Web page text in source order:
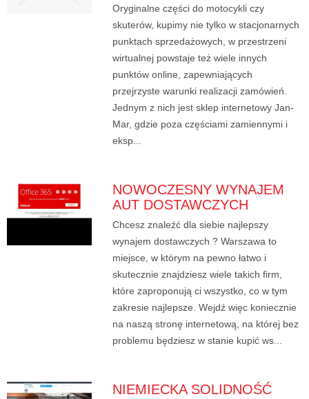
Oryginalne części do motocykli czy
skuterów, kupimy nie tylko w stacjonarnych
punktach sprzedażowych, w przestrzeni
wirtualnej powstaje też wiele innych
punktów online, zapewniających
przejrzyste warunki realizacji zamówień.
Jednym z nich jest sklep internetowy Jan-
Mar, gdzie poza częściami zamiennymi i
eksp...
NOWOCZESNY WYNAJEM
AUT DOSTAWCZYCH
Chcesz znaleźć dla siebie najlepszy
wynajem dostawczych ? Warszawa to
miejsce, w którym na pewno łatwo i
skutecznie znajdziesz wiele takich firm,
które zaproponują ci wszystko, co w tym
zakresie najlepsze. Wejdź więc koniecznie
na naszą stronę internetową, na której bez
problemu będziesz w stanie kupić ws...
NIEMIECKA SOLIDNOŚĆ